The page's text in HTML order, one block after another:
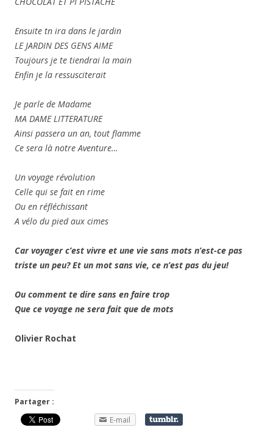
Ensuite tn ira dans le jardin
LE JARDIN DES GENS AIME
Toujours je te tiendrai la main
Enfin je la ressusciterait
Je parle de Madame
MA DAME LITTERATURE
Ainsi passera un an, tout flamme
Ce sera là notre Aventure…
Un voyage révolution
Celle qui se fait en rime
Ou en réfléchissant
A vélo du pied aux cimes
Car voyager c’est vivre et une vie sans mots n’est-ce pas
triste un peu? Et un mot sans vie, ce n’est pas du jeu!
Ou comment te dire sans en faire trop
Que ce voyage ne sera fait que de mots
Olivier Rochat
Partager :
E-mail